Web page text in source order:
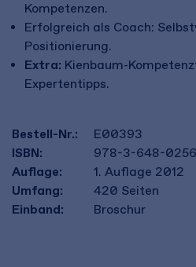
Kompetenzen.
Erfolgreich als Coach:
Positionierung.
Extra: Kienbaum-
Expertentipps.
Bestell-Nr.:
E00393
ISBN:
978-3-648-
Auflage:
1. Auflage 2012
Umfang:
420 Seiten
Einband:
Broschur